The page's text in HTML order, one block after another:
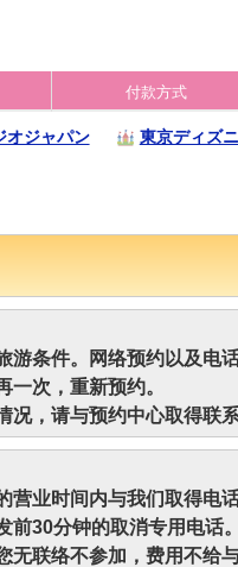
付款方式
オジャパン 東京ディズ
游条件。网络预约以及电
次，重新预约。
况，请与预约中心取得联
营业时间内与我们取得电
前30分钟的取消专用电话
联络不参加，费用不给